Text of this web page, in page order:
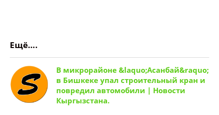
Ещё….
В микрорайоне &laquo;Асанбай&raquo;
в Бишкеке упал строительный кран и
повредил автомобили | Новости
Кыргызстана.